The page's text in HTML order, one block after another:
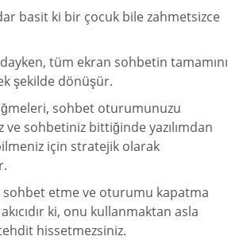
basit ki bir çocuk bile zahmetsizce
tüm ekran sohbetin tamamını
şekilde dönüşür.
sohbet oturumunuzu
ve sohbetiniz bittiğinde yazılımdan
için stratejik olarak
etme ve oturumu kapatma
ki, onu kullanmaktan asla
hissetmezsiniz.